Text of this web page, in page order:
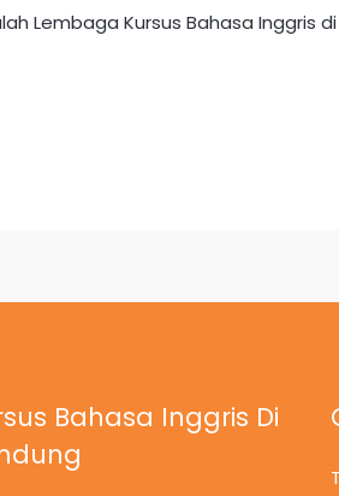
Lembaga Kursus Bahasa
Bahasa Inggris Di